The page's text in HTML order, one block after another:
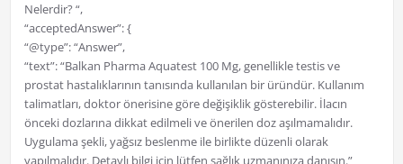
Nelerdir? “,
“acceptedAnswer”: {
“@type”: “Answer”,
“text”: “Balkan Pharma Aquatest 100 Mg, genellikle testis ve
prostat hastalıklarının tanısında kullanılan bir üründür. Kullanım
talimatları, doktor önerisine göre değişiklik gösterebilir. İlacın
önceki dozlarına dikkat edilmeli ve önerilen doz aşılmamalıdır.
Uygulama şekli, yağsız beslenme ile birlikte düzenli olarak
yapılmalıdır. Detaylı bilgi için lütfen sağlık uzmanınıza danışın.”